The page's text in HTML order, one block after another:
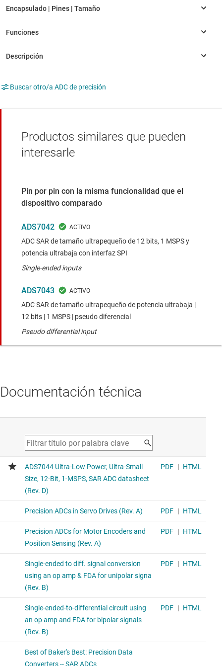
Buscar otro/a ADC de precisión
Productos similares que pueden
interesarle
Pin por pin con la misma funcionalidad que el
dispositivo comparado
ADS7042
ADC SAR de tamaño ultrapequeño de 12 bits, 1 MSPS y
potencia ultrabaja con interfaz SPI
Single-ended inputs
ADS7043
ADC SAR de tamaño ultrapequeño de potencia ultrabaja |
12 bits | 1 MSPS | pseudo diferencial
Pseudo differential input
Documentación técnica